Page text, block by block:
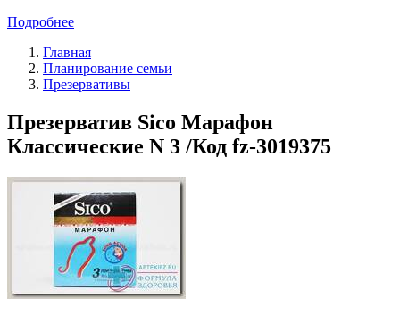
Подробнее
Главная
Планирование семьи
Презервативы
Презерватив Sico Марафон
Классические N 3 /Код fz-3019375